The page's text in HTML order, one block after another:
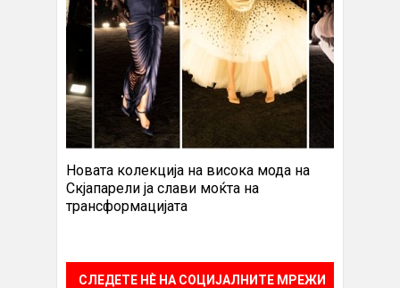
Новата колекција на висока мода на
Скјапарели ја слави моќта на
трансформацијата
СЛЕДЕТЕ НÈ НА СОЦИЈАЛНИТЕ МРЕЖИ